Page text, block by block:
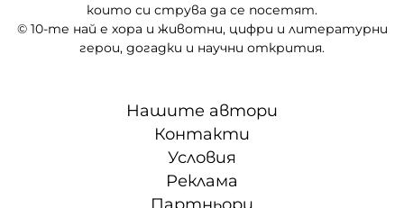
които си струва да се посетят.
© 10-те най е хора и животни, цифри и литературни
герои, догадки и научни открития.
Нашите автори
Контакти
Условия
Реклама